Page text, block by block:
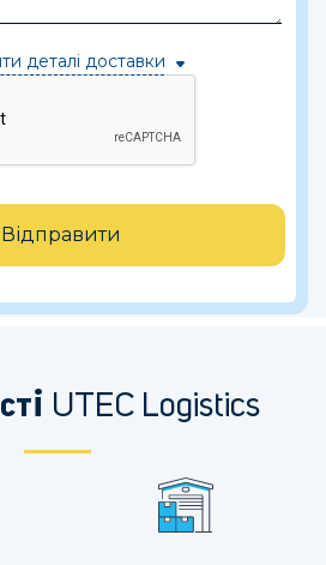
деталі доставки
Відправити
UTEC Logistics